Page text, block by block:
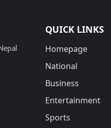
QUICK LINKS
Homepage
National
Business
Entertainment
Sports